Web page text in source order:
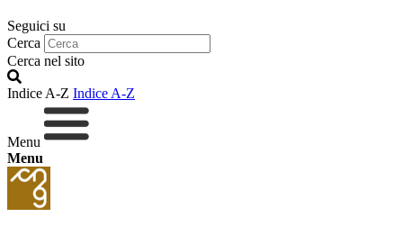
Seguici su
Cerca
Cerca nel sito
Indice A-Z Indice A-Z
Menu
Menu